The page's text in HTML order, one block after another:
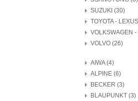
SUZUKI (30)
TOYOTA -
VOLKSWAGEN
VOLVO (26)
AIWA (4)
ALPINE (6)
BECKER (3)
BLAUPUNKT (3)